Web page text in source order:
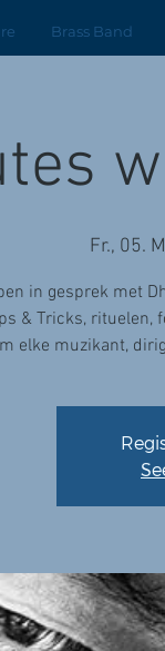
Brass Band
Fr., 05.
in gesprek met
& Tricks, rituelen,
elke muzikant,